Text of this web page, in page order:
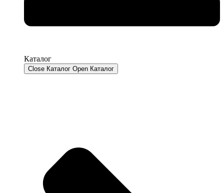
Каталог
Close Каталог Open Каталог